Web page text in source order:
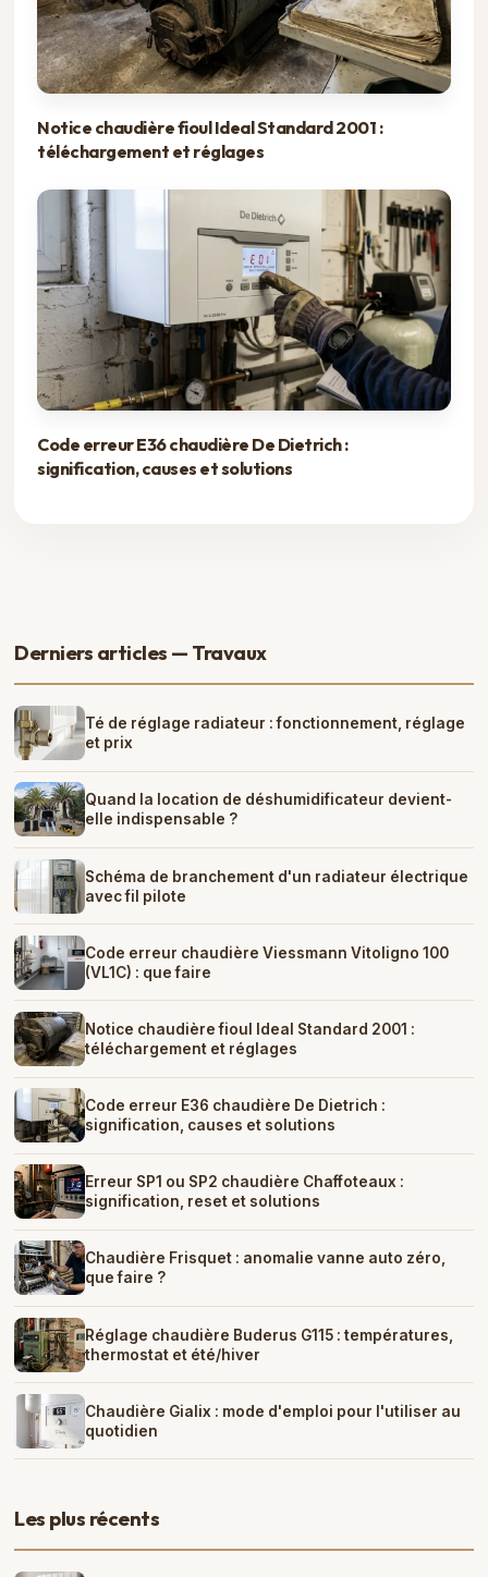
Notice chaudière fioul Ideal Standard 2001 :
téléchargement et réglages
Code erreur E36 chaudière De Dietrich :
signification, causes et solutions
Derniers articles — Travaux
Té de réglage radiateur : fonctionnement, réglage
et prix
Quand la location de déshumidificateur devient-
elle indispensable ?
Schéma de branchement d'un radiateur électrique
avec fil pilote
Code erreur chaudière Viessmann Vitoligno 100
(VL1C) : que faire
Notice chaudière fioul Ideal Standard 2001 :
téléchargement et réglages
Code erreur E36 chaudière De Dietrich :
signification, causes et solutions
Erreur SP1 ou SP2 chaudière Chaffoteaux :
signification, reset et solutions
Chaudière Frisquet : anomalie vanne auto zéro,
que faire ?
Réglage chaudière Buderus G115 : températures,
thermostat et été/hiver
Chaudière Gialix : mode d'emploi pour l'utiliser au
quotidien
Les plus récents